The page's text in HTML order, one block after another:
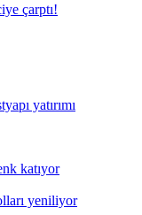
çarptı!
yatırımı
katıyor
yeniliyor